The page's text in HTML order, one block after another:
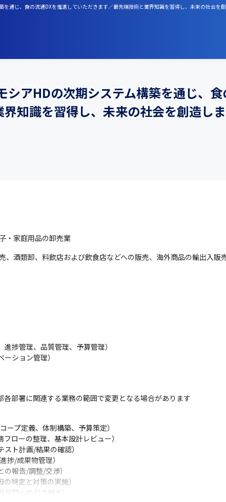
通じ、食の流通DXを推進していただきます／最先端技術と業界知識を習得し、未来の社会を
シアHDの次期システム構築を通じ、
知識を習得し、未来の社会を創造し
・家庭用品の卸売業
酒類卸、料飲店および飲食店などへの販売、海外商品の輸出入販
捗管理、品質管理、予算管理）
ション管理）
部署に関連する業務の範囲で変更となる場合があります
ープ定義、体制構築、予算策定）
ローの整理、基本設計レビュー）
ト計画/結果の確認）
捗/成果物管理）
報告/調整/交渉）
特定と対策の実施）
門への引き継ぎ）